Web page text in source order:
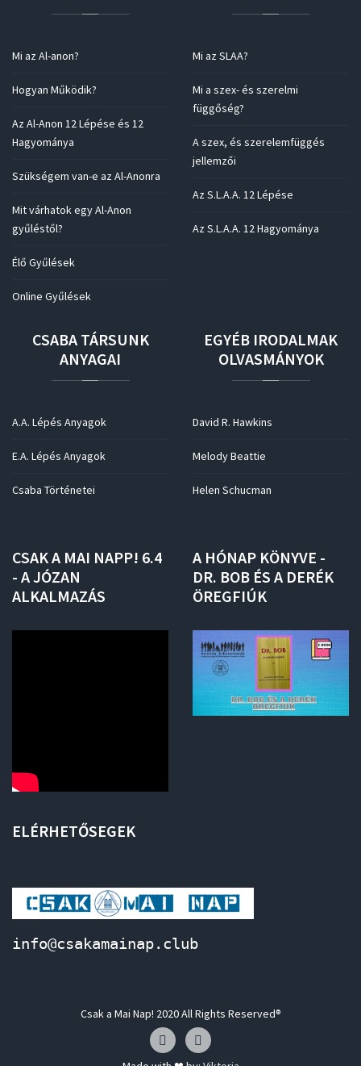
Mi az Al-anon?
Hogyan Működik?
Az Al-Anon 12 Lépése és 12
Hagyománya
Szükségem van-e az Al-Anonra
Mit várhatok egy Al-Anon
gyűléstől?
Élő Gyűlések
Online Gyűlések
Mi az SLAA?
Mi a szex- és szerelmi
függőség?
A szex, és szerelemfüggés
jellemzői
Az S.L.A.A. 12 Lépése
Az S.L.A.A. 12 Hagyománya
CSABA TÁRSUNK
ANYAGAI
A.A. Lépés Anyagok
E.A. Lépés Anyagok
Csaba Történetei
EGYÉB IRODALMAK
OLVASMÁNYOK
David R. Hawkins
Melody Beattie
Helen Schucman
CSAKA MAI NAPP! 6.4
- AJÓZAN
ALKALMAZÁS
A HÓNAP KÖNYVE -
DR. BOB ÉS A DERÉK
ÖREGFIÚK
ELÉRHETŐSEGEK
info@csakamainap.club
Csak a Mai Nap! 2020 All Rights Reserved®